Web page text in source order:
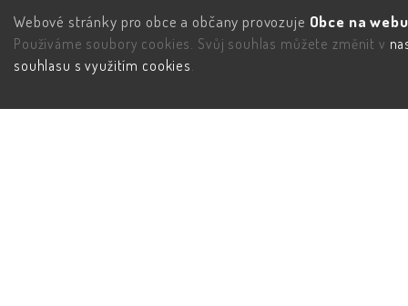
Webové stránky pro obce a občany provozuje Obce na
Používáme soubory cookies. Svůj souhlas můžete změnit v
souhlasu s využitím cookies